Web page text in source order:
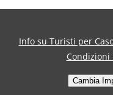
Info su Turisti per
Condizioni
Cambia